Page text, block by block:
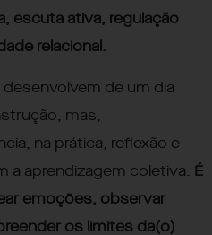
escuta ativa, regulação
relacional.
desenvolvem de um dia
mas,
na prática, reflexão e
a aprendizagem coletiva.
É
emoções, observar
os limites da(o)